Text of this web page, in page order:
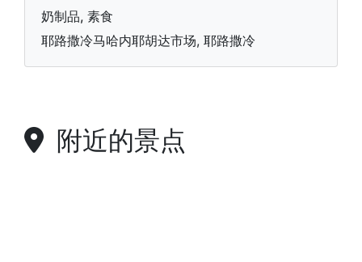
奶制品, 素食
耶路撒冷马哈内耶胡达市场, 耶路撒冷
附近的景点